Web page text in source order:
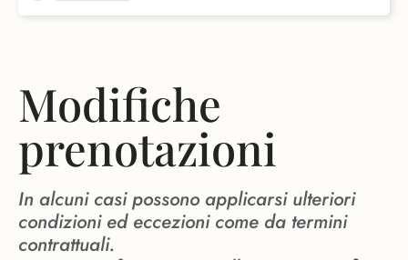
Modifiche
prenotazioni
In alcuni casi possono applicarsi ulteriori
condizioni ed eccezioni come da termini
contrattuali.